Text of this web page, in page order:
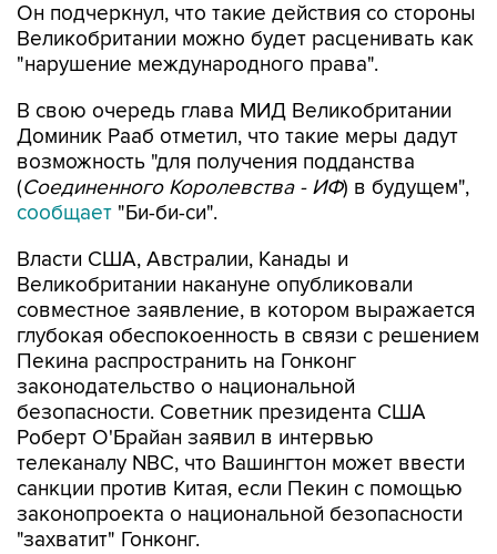
Он подчеркнул, что такие действия со стороны
Великобритании можно будет расценивать как
"нарушение международного права".
В свою очередь глава МИД Великобритании
Доминик Рааб отметил, что такие меры дадут
возможность "для получения подданства
(Соединенного Королевства - ИФ) в будущем",
сообщает "Би-би-си".
Власти США, Австралии, Канады и
Великобритании накануне опубликовали
совместное заявление, в котором выражается
глубокая обеспокоенность в связи с решением
Пекина распространить на Гонконг
законодательство о национальной
безопасности. Советник президента США
Роберт О'Брайан заявил в интервью
телеканалу NBC, что Вашингтон может ввести
санкции против Китая, если Пекин с помощью
законопроекта о национальной безопасности
"захватит" Гонконг.